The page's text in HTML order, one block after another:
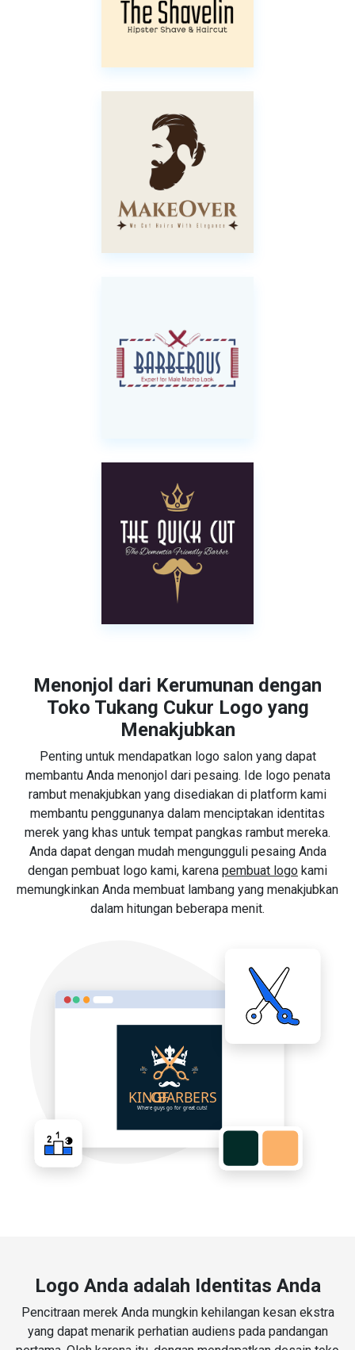
Menonjol dari Kerumunan dengan
Toko Tukang Cukur Logo yang
Menakjubkan
Penting untuk mendapatkan logo salon yang dapat
membantu Anda menonjol dari pesaing. Ide logo penata
rambut menakjubkan yang disediakan di platform kami
membantu penggunanya dalam menciptakan identitas
merek yang khas untuk tempat pangkas rambut mereka.
Anda dapat dengan mudah mengungguli pesaing Anda
dengan pembuat logo kami, karena pembuat logo kami
memungkinkan Anda membuat lambang yang menakjubkan
dalam hitungan beberapa menit.
Logo Anda adalah Identitas Anda
Pencitraan merek Anda mungkin kehilangan kesan ekstra
yang dapat menarik perhatian audiens pada pandangan